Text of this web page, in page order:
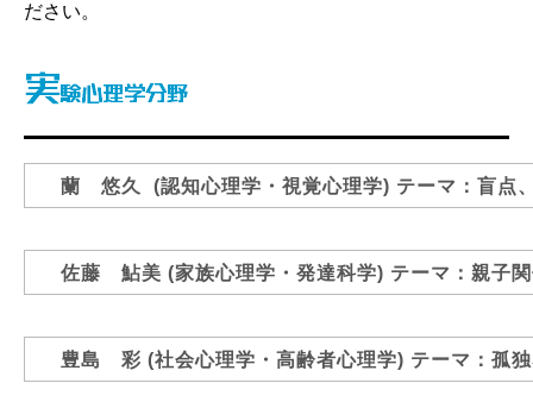
ださい。
蘭 悠久 (認知心理学・視覚心理学) テーマ：盲点
佐藤 鮎美 (家族心理学・発達科学) テーマ：親子
豊島 彩 (社会心理学・高齢者心理学) テーマ：孤